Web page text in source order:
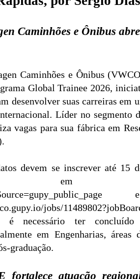
Caminhões e Ônibus
Caminhões e Ônibus
Global Trainee 2026,
desenvolver suas carreiras em
Líder no segmento
vagas para sua fábrica em
devem se inscrever até
em https://
jobs/
é necessário ter
em Engenharias,
graduação.
fortalece atuação